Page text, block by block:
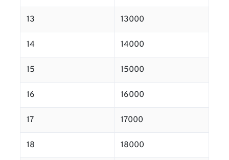
13 13000
14 14000
15 15000
16 16000
17 17000
18 18000